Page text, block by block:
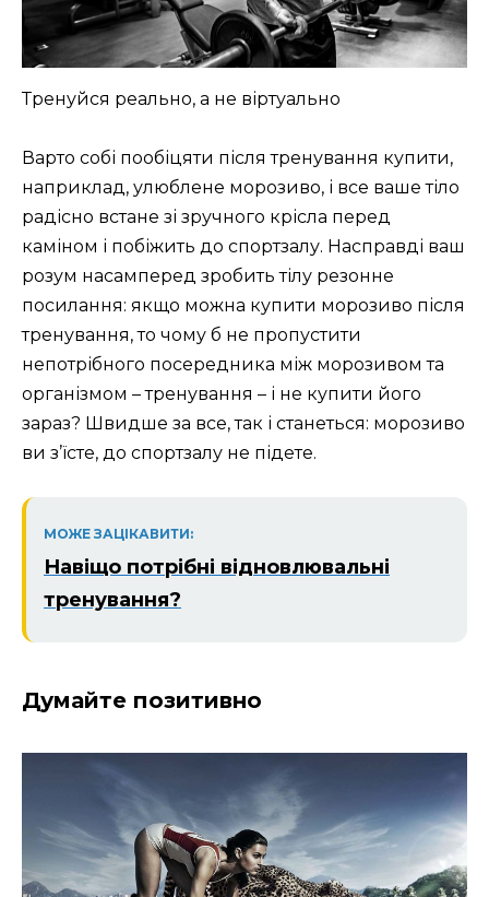
Тренуйся реально, а не віртуально
Варто собі пообіцяти після тренування купити,
наприклад, улюблене морозиво, і все ваше тіло
радісно встане зі зручного крісла перед
каміном і побіжить до спортзалу. Насправді ваш
розум насамперед зробить тілу резонне
посилання: якщо можна купити морозиво після
тренування, то чому б не пропустити
непотрібного посередника між морозивом та
організмом – тренування – і не купити його
зараз? Швидше за все, так і станеться: морозиво
ви з’їсте, до спортзалу не підете.
МОЖЕ ЗАЦІКАВИТИ:
Навіщо потрібні відновлювальні
тренування?
Думайте позитивно